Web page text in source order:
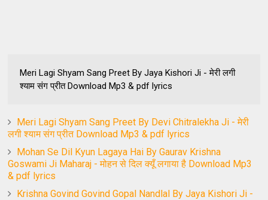
Meri Lagi Shyam Sang Preet By Jaya Kishori Ji - मेरी लगी
श्याम संग प्रीत Download Mp3 & pdf lyrics
Meri Lagi Shyam Sang Preet By Devi Chitralekha Ji - मेरी
लगी श्याम संग प्रीत Download Mp3 & pdf lyrics
Mohan Se Dil Kyun Lagaya Hai By Gaurav Krishna
Goswami Ji Maharaj - मोहन से दिल क्यूँ लगाया है Download Mp3
& pdf lyrics
Krishna Govind Govind Gopal Nandlal By Jaya Kishori Ji -